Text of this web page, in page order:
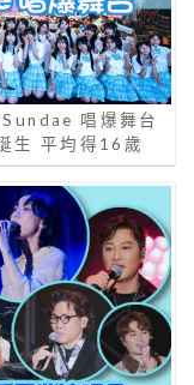
唱爆舞台
生 平均得16歲